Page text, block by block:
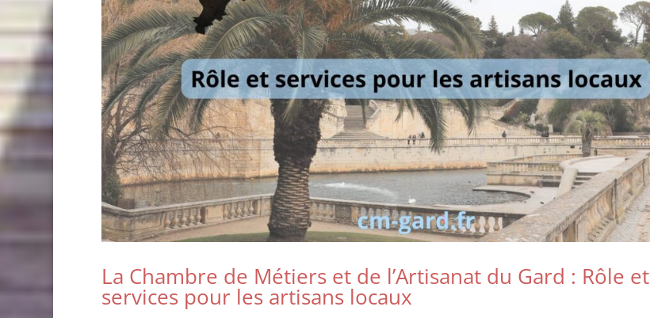
La Chambre de Métiers et de l’Artisanat du Gard : Rôle et
services pour les artisans locaux